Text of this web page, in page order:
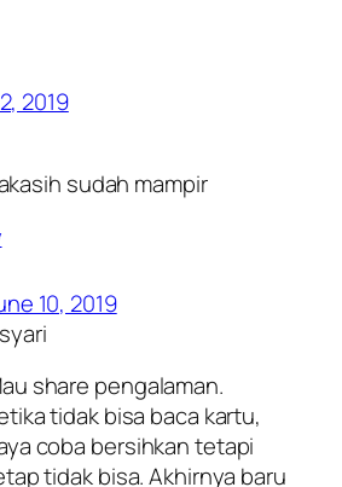
2019
sudah mampir
10, 2019
share pengalaman.
tidak bisa baca kartu,
coba bersihkan tetapi
tidak bisa. Akhirnya baru